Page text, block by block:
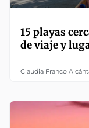
15 playas
de viaje y
Claudia Franco